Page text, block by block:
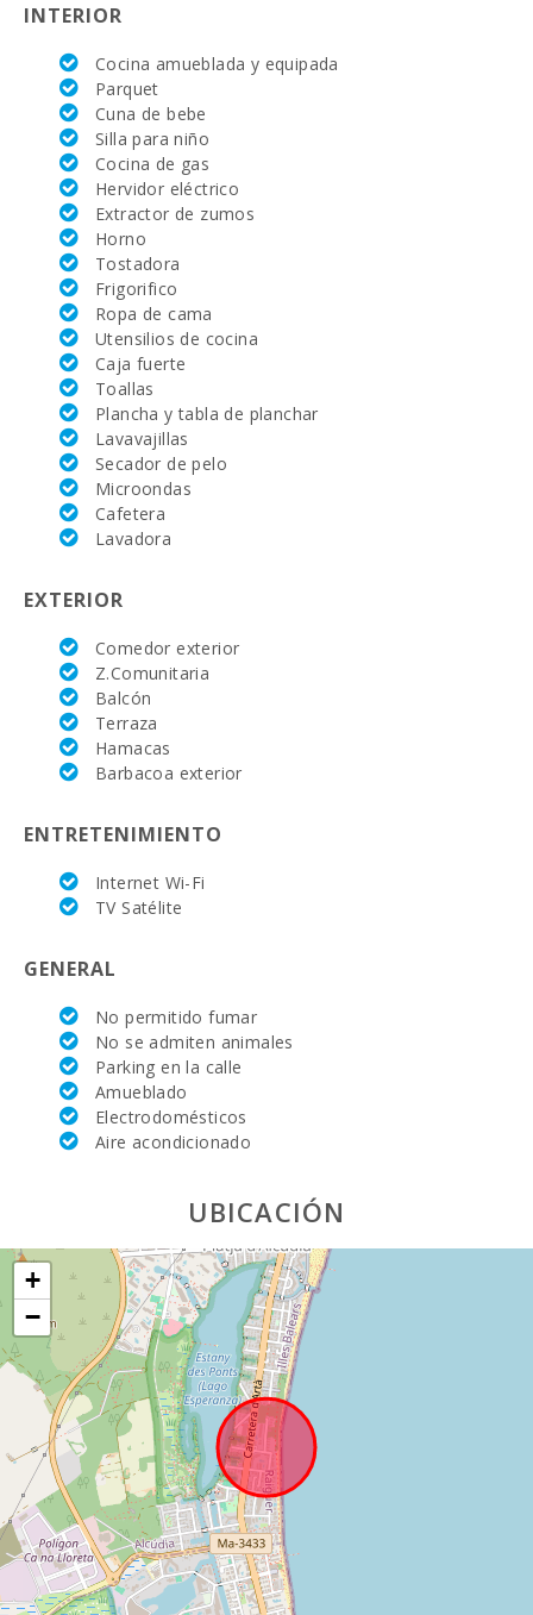
Superficie
casa (m2):
Alcanada Golf
(km ):
Equitación
(km):
Academia de
tenis Rafa
Nadal (km):
Hospital
Alcudia(km):
Hospital de
Manacor (km):
Hospital Son
Espases Palma
de Mallorca
(km):
Mercado
Alcudia ( los
martes y los
(km):
Supermercado
- Mercadona
(km):
Supermercado
Supermercado
- Spar (km):
Supermercado
Deporte
Lago - Es Llac
Gran (km):
JUNGLE PARC
MALLORCA
(km):
Parque
atracciones -
Palma
Aquarium
(km):
Marineland
Mallorca (km):
Parque
acuático -
Hidropark
Alcudia (km):
Playa Can
Picafort (km):
INTERIOR
Cocina amueblada y equipada
Parquet
Cuna de bebe
Silla para niño
Cocina de gas
Hervidor eléctrico
Extractor de zumos
Horno
Tostadora
Frigorifico
Ropa de cama
Utensilios de cocina
Caja fuerte
Toallas
Plancha y tabla de planchar
Lavavajillas
Secador de pelo
Microondas
Cafetera
Lavadora
EXTERIOR
Comedor exterior
Z.Comunitaria
Balcón
Terraza
Hamacas
Barbacoa exterior
ENTRETENIMIENTO
Internet Wi-Fi
TV Satélite
GENERAL
No permitido fumar
No se admiten animales
Parking en la calle
Amueblado
Electrodomésticos
Aire acondicionado
UBICACIÓN
+
−